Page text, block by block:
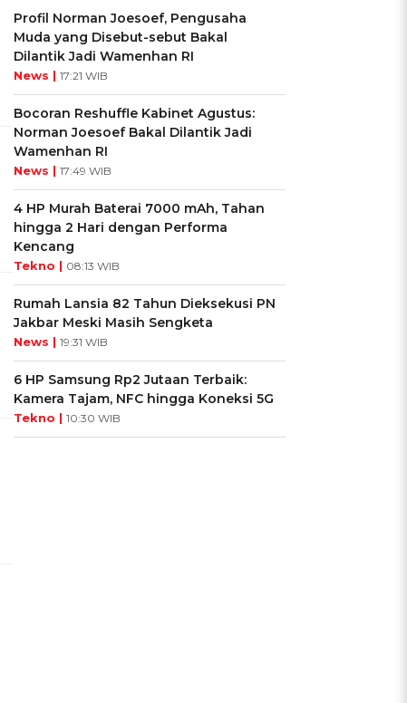
Profil Norman Joesoef, Pengusaha
Muda yang Disebut-sebut Bakal
Dilantik Jadi Wamenhan RI
News | 17:21 WIB
Bocoran Reshuffle Kabinet Agustus:
Norman Joesoef Bakal Dilantik Jadi
Wamenhan RI
News | 17:49 WIB
4 HP Murah Baterai 7000 mAh, Tahan
hingga 2 Hari dengan Performa
Kencang
Tekno | 08:13 WIB
Rumah Lansia 82 Tahun Dieksekusi PN
Jakbar Meski Masih Sengketa
News | 19:31 WIB
6 HP Samsung Rp2 Jutaan Terbaik:
Kamera Tajam, NFC hingga Koneksi 5G
Tekno | 10:30 WIB